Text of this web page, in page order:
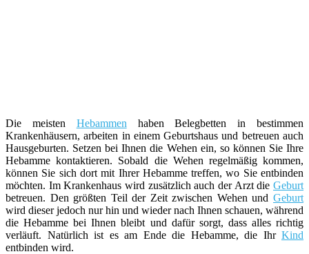
Die meisten Hebammen haben Belegbetten in bestimmen
Krankenhäusern, arbeiten in einem Geburtshaus und betreuen auch
Hausgeburten. Setzen bei Ihnen die Wehen ein, so können Sie Ihre
Hebamme kontaktieren. Sobald die Wehen regelmäßig kommen,
können Sie sich dort mit Ihrer Hebamme treffen, wo Sie entbinden
möchten. Im Krankenhaus wird zusätzlich auch der Arzt die Geburt
betreuen. Den größten Teil der Zeit zwischen Wehen und Geburt
wird dieser jedoch nur hin und wieder nach Ihnen schauen, während
die Hebamme bei Ihnen bleibt und dafür sorgt, dass alles richtig
verläuft. Natürlich ist es am Ende die Hebamme, die Ihr Kind
entbinden wird.